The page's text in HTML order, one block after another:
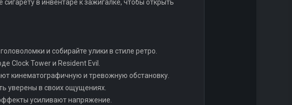
в инвентаре к зажигалке, чтобы открыть
и собирайте улики в стиле ретро.
Clock Tower и Resident Evil.
кинематографичную и тревожную обстановку.
уверены в своих ощущениях.
усиливают напряжение.